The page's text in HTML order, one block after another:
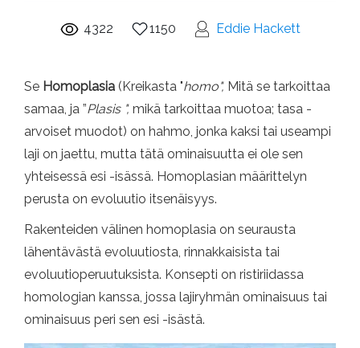
4322 1150 Eddie Hackett
Se Homoplasia (Kreikasta "homo", Mitä se tarkoittaa
samaa, ja ”Plasis ", mikä tarkoittaa muotoa; tasa -
arvoiset muodot) on hahmo, jonka kaksi tai useampi
laji on jaettu, mutta tätä ominaisuutta ei ole sen
yhteisessä esi -isässä. Homoplasian määrittelyn
perusta on evoluutio itsenäisyys.
Rakenteiden välinen homoplasia on seurausta
lähentävästä evoluutiosta, rinnakkaisista tai
evoluutioperuutuksista. Konsepti on ristiriidassa
homologian kanssa, jossa lajiryhmän ominaisuus tai
ominaisuus peri sen esi -isästä.